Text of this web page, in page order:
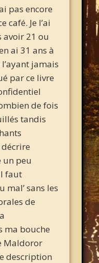
pas encore
café. Je l’ai
avoir 21 ou
ai 31 ans à
jamais
par ce livre
de fois
tandis
un peu
faut
mal’ sans les
de
ma bouche
Maldoror
description